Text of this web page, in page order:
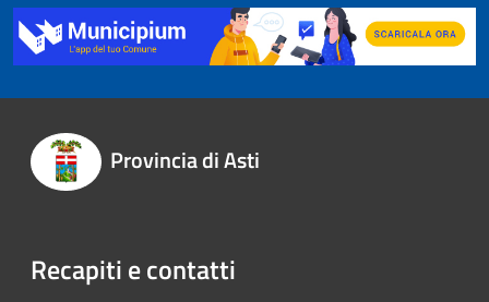
Provincia di Asti
Recapiti e contatti